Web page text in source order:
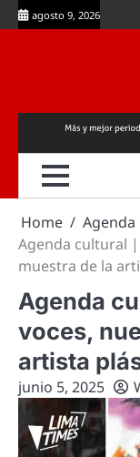
Skip
to
agosto 9, 2026
Home
Agenda cultural |
muestra de la
Agenda
voces,
artista
junio 5, 2025